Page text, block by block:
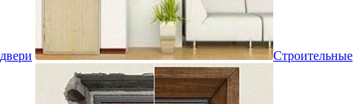
двери Строительные